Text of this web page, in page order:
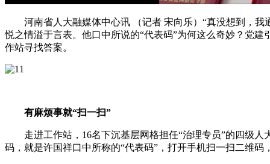
河南省人大融媒体中心讯 （记者 宋向乐）“真没想到，我
悦之情溢于言表。他口中所说的“代表码”为何这么奇妙？党
作站寻找答案。
有麻烦事就“扫一扫”
走进工作站，16名下沉基层网格担任“治理专员”的四级人
码，就是许国祥口中所称的“代表码”，打开手机扫一扫二维码